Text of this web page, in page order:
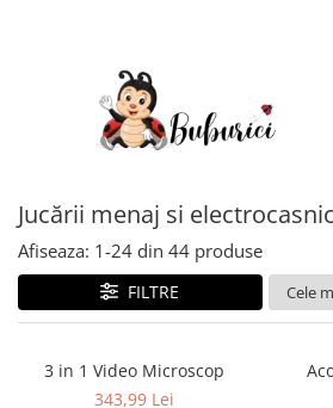
Construcții
Accesorii
Exterior
Interior
Jucării menaj si
Afiseaza: 1-24 din 44 produse
FILTRE
3 in 1 Video Microscop
343,99 Lei